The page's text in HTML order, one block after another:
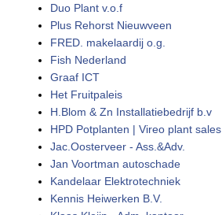
Duo Plant v.o.f
Plus Rehorst Nieuwveen
FRED. makelaardij o.g.
Fish Nederland
Graaf ICT
Het Fruitpaleis
H.Blom & Zn Installatiebedrijf b.v
HPD Potplanten | Vireo plant sales
Jac.Oosterveer - Ass.&Adv.
Jan Voortman autoschade
Kandelaar Elektrotechniek
Kennis Heiwerken B.V.